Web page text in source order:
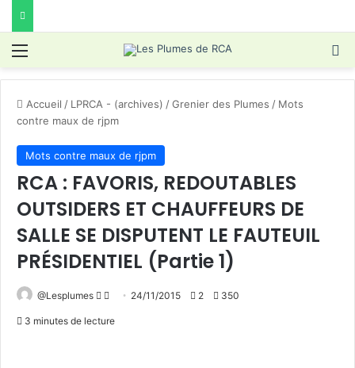
Menu
Accueil / LPRCA - (archives) /Grenier des Plumes / Mots
contre maux de rjpm
Mots contre maux de rjpm
RCA : FAVORIS, REDOUTABLES
OUTSIDERS ET CHAUFFEURS DE
SALLE SE DISPUTENT LE FAUTEUIL
PRÉSIDENTIEL (Partie 1)
@Lesplumes
Follow
Envoyer24/11/2015 2 350
3 minutes de lecture